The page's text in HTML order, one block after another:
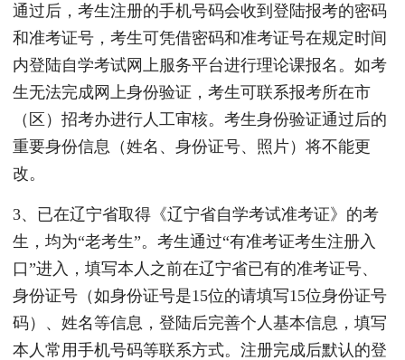
通过后，考生注册的手机号码会收到登陆报考的密码
和准考证号，考生可凭借密码和准考证号在规定时间
内登陆自学考试网上服务平台进行理论课报名。如考
生无法完成网上身份验证，考生可联系报考所在市
（区）招考办进行人工审核。考生身份验证通过后的
重要身份信息（姓名、身份证号、照片）将不能更
改。
3、已在辽宁省取得《辽宁省自学考试准考证》的考
生，均为“老考生”。考生通过“有准考证考生注册入
口”进入，填写本人之前在辽宁省已有的准考证号、
身份证号（如身份证号是15位的请填写15位身份证号
码）、姓名等信息，登陆后完善个人基本信息，填写
本人常用手机号码等联系方式。注册完成后默认的登